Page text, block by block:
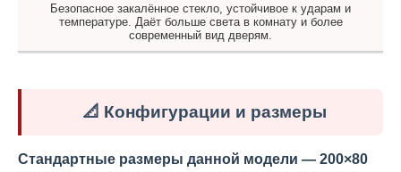
Безопасное закалённое стекло, устойчивое к ударам и
температуре. Даёт больше света в комнату и более
современный вид дверям.
📐 Конфигурации и размеры
Стандартные размеры данной модели — 200×80